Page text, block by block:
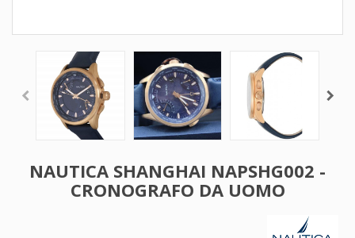
NAUTICA SHANGHAI NAPSHG002 -
CRONOGRAFO DA UOMO